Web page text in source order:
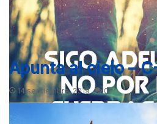
A pesar de que la cima que tengo
siento vértigos por la situación que
El…
Valemos más que pajarillos. Dios
Cuida a las aves del campo, al
los…
Apunta al cielo –
14 septiembre, 2019 0